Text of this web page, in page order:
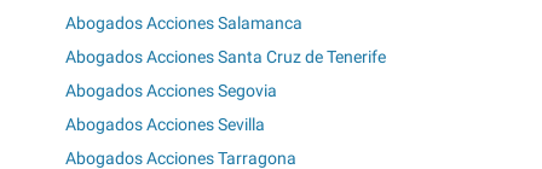
Abogados Acciones Salamanca
Abogados Acciones Santa Cruz de Tenerife
Abogados Acciones Segovia
Abogados Acciones Sevilla
Abogados Acciones Tarragona